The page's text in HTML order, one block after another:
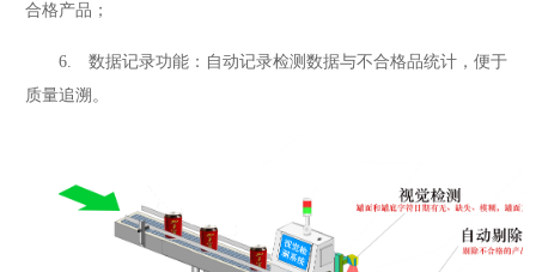
合格产品；
6. 数据记录功能：自动记录检测数据与不合格品统计，便于
质量追溯。